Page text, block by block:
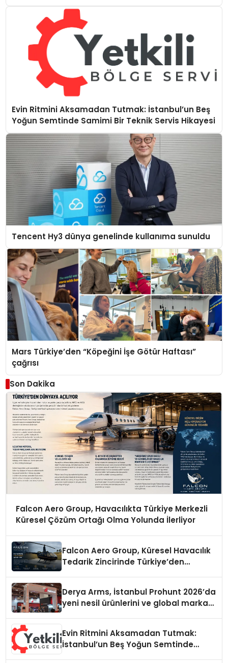
Evin Ritmini Aksamadan Tutmak: İstanbul’un Beş
Yoğun Semtinde Samimi Bir Teknik Servis Hikayesi
Tencent Hy3 dünya genelinde kullanıma sunuldu
Mars Türkiye’den “Köpeğini İşe Götür Haftası”
çağrısı
Son Dakika
Falcon Aero Group, Havacılıkta Türkiye Merkezli
Küresel Çözüm Ortağı Olma Yolunda İlerliyor
Falcon Aero Group, Küresel Havacılık
Tedarik Zincirinde Türkiye’den
Derya Arms, İstanbul Prohunt 2026’da
yeni nesil ürünlerini ve global marka
Evin Ritmini Aksamadan Tutmak:
İstanbul’un Beş Yoğun Semtinde